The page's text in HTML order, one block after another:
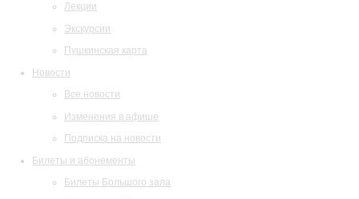
Лекции
Экскурсии
Пушкинская карта
Новости
Все новости
Изменения в афише
Подписка на новости
Билеты и абонементы
Билеты Большого зала